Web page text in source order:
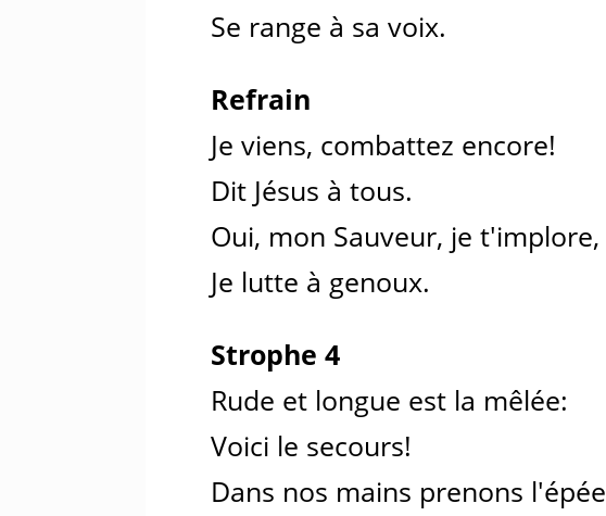
Se range à sa voix.
Refrain
Je viens, combattez encore!
Dit Jésus à tous.
Oui, mon Sauveur, je t'implore,
Je lutte à genoux.
Strophe 4
Rude et longue est la mêlée:
Voici le secours!
Dans nos mains prenons l'épée